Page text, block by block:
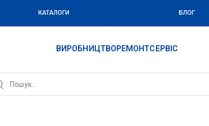
КАТАЛОГИ БЛОГ
ВИРОБНИЦТВОРЕМОНТСЕРВІС